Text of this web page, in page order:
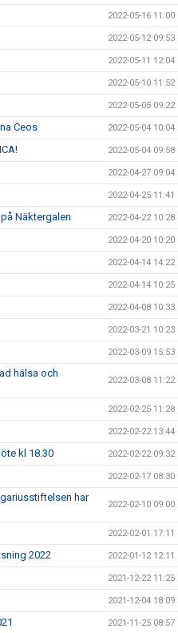
2022-05-16 11:00
2022-05-12 09:53
2022-05-11 12:04
2022-05-10 11:52
2022-05-05 09:22
Ceos 2022-05-04 10:04
2022-05-04 09:58
2022-04-27 09:04
2022-04-25 11:41
Näktergalen 2022-04-22 10:28
2022-04-20 10:20
2022-04-14 14:22
2022-04-14 10:25
2022-04-08 10:33
2022-03-21 10:23
2022-03-09 15:53
hälsa och
2022-03-08 11:22
2022-02-25 11:28
2022-02-22 13:44
kl 18.30 2022-02-22 09:32
2022-02-17 08:30
har
2022-02-10 09:00
2022-02-01 17:11
2022 2022-01-12 12:11
2021-12-22 11:25
2021-12-04 18:09
2021-11-25 08:57